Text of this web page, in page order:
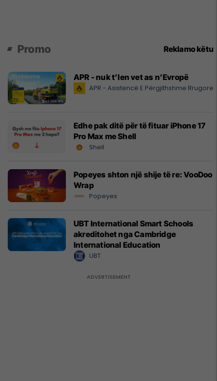
Promo Reklamo këtu
APR - nuk t’len vet as n’Evropë
APR - Asistencë E Përgjithshme Rrugore
Edhe pak ditë për të fituar iPhone 17
Pro Max me Shell
Shell
Popeyes shton një shije të re: VooDoo
Wrap
Popeyes
UBT International Smart Schools
akreditohet nga Cambridge
International Education
UBT